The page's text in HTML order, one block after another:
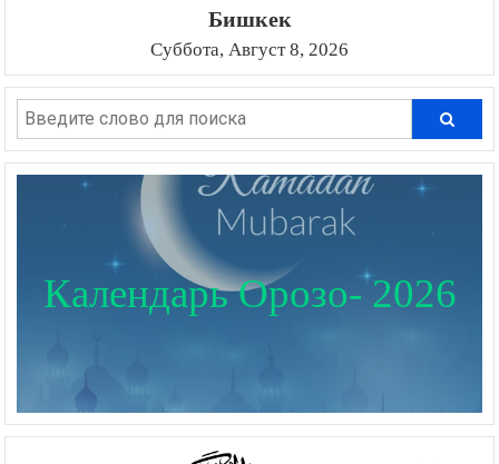
Бишкек
Суббота, Август 8, 2026
Календарь Орозо- 2026